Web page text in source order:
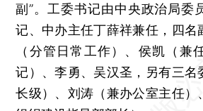
副”。工委书记由中央政治局委
记、中办主任丁薛祥兼任，四名
（分管日常工作）、侯凯（兼
记）、李勇、吴汉圣，另有三名
长级）、刘涛（兼办公室主任）